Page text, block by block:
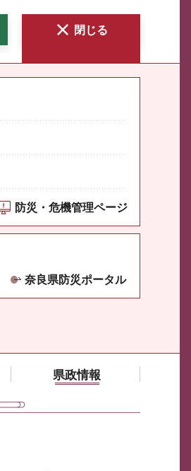
閉じる
防災・危機管理ページ
奈良県防災ポータル
県政情報